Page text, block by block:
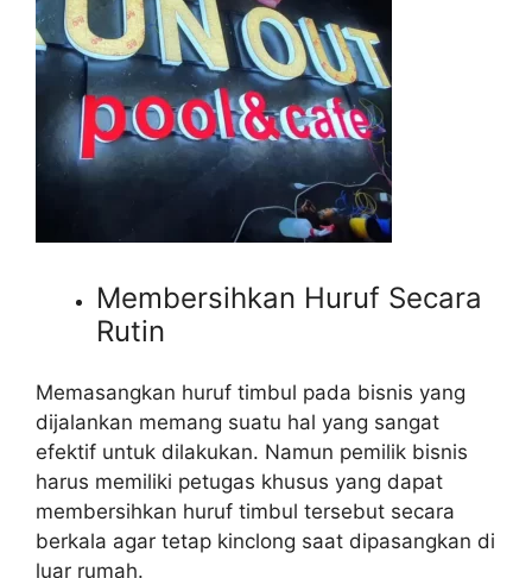
Membersihkan Huruf Secara
Rutin
Memasangkan huruf timbul pada bisnis yang
dijalankan memang suatu hal yang sangat
efektif untuk dilakukan. Namun pemilik bisnis
harus memiliki petugas khusus yang dapat
membersihkan huruf timbul tersebut secara
berkala agar tetap kinclong saat dipasangkan di
luar rumah.